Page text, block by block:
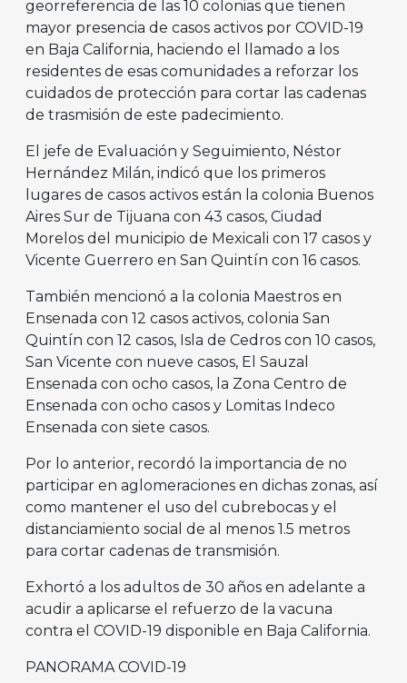
georreferencia de las 10 colonias que tienen
mayor presencia de casos activos por COVID-19
en Baja California, haciendo el llamado a los
residentes de esas comunidades a reforzar los
cuidados de protección para cortar las cadenas
de trasmisión de este padecimiento.
El jefe de Evaluación y Seguimiento, Néstor
Hernández Milán, indicó que los primeros
lugares de casos activos están la colonia Buenos
Aires Sur de Tijuana con 43 casos, Ciudad
Morelos del municipio de Mexicali con 17 casos y
Vicente Guerrero en San Quintín con 16 casos.
También mencionó a la colonia Maestros en
Ensenada con 12 casos activos, colonia San
Quintín con 12 casos, Isla de Cedros con 10 casos,
San Vicente con nueve casos, El Sauzal
Ensenada con ocho casos, la Zona Centro de
Ensenada con ocho casos y Lomitas Indeco
Ensenada con siete casos.
Por lo anterior, recordó la importancia de no
participar en aglomeraciones en dichas zonas, así
como mantener el uso del cubrebocas y el
distanciamiento social de al menos 1.5 metros
para cortar cadenas de transmisión.
Exhortó a los adultos de 30 años en adelante a
acudir a aplicarse el refuerzo de la vacuna
contra el COVID-19 disponible en Baja California.
PANORAMA COVID-19